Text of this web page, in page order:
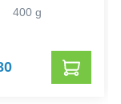
400 g